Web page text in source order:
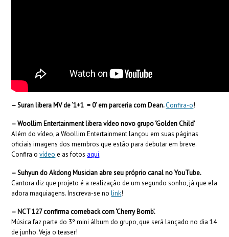
– Suran libera MV de ‘1+1 = 0’ em parceria com Dean.Confira-o!
– Woollim Entertainment libera vídeo novo grupo ‘Golden Child’
Além do vídeo, a Woollim Entertainment​ lançou em suas páginas
oficiais imagens dos membros que estão para debutar em breve.
Confira ovídeo e as fotos aqui.
– Suhyun do Akdong Musician abre seu próprio canal no YouTube.
Cantora diz que projeto é a realização de um segundo sonho, já que ela
adora maquiagens. Inscreva-se nolink!
– NCT 127 confirma comeback com ‘Cherry Bomb’.
Música faz parte do 3º mini álbum do grupo, que será lançado no dia 14
de junho. Veja o teaser!